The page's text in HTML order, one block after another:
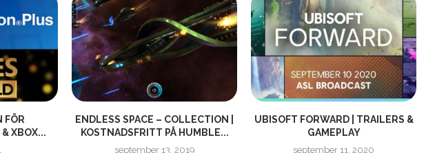
FÖR
XBOX...
ENDLESS SPACE – COLLECTION |
KOSTNADSFRITT PÅ HUMBLE...
september 13, 2019
UBISOFT FORWARD | TRAILERS &
GAMEPLAY
september 11, 2020